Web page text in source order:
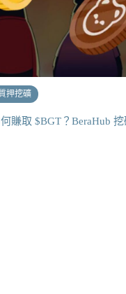
押挖礦
賺取 $BGT？BeraHub 挖